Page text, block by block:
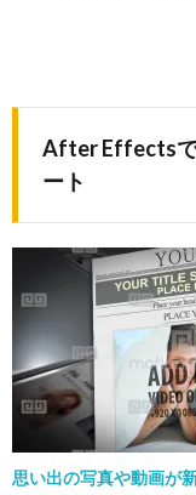
After Effects
ート
思い出の写真や動画が